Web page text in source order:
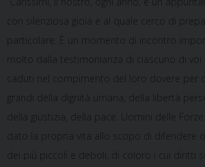
con silenziosa gioia e al quale cerco di
particolare. È un momento di incontro
molto dalla testimonianza di ciascuno di voi
caduti nel compimento del loro dovere per
grandi della dignità umana, della libertà
della giustizia, della pace. Uomini delle
dato la propria vita allo scopo di difendere
dei più piccoli e deboli, di coloro i cui diritti